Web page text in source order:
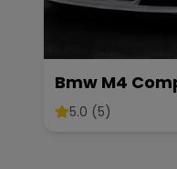
Bmw M4
5.0 (5)